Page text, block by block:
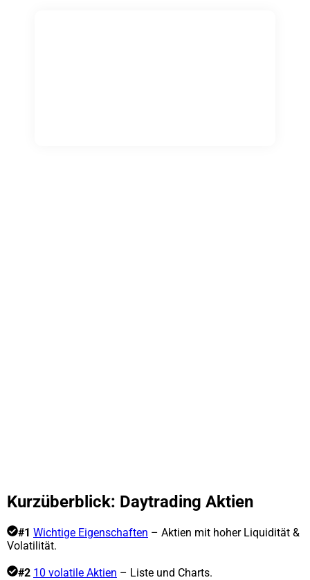
Kurzüberblick: Daytrading Aktien
#1 Wichtige Eigenschaften – Aktien mit hoher Liquidität &
Volatilität.
#2 10 volatile Aktien – Liste und Charts.